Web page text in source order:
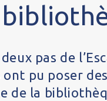
pas de
ont pu poser
de la